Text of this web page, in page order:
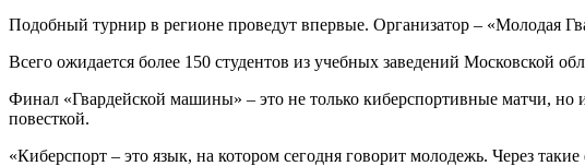
Подобный турнир в регионе проведут впервые. Организатор – «Молодая
Всего ожидается более 150 студентов из учебных заведений Московской
Финал «Гвардейской машины» – это не только киберспортивные матчи, но
повесткой.
«Киберспорт – это язык, на котором сегодня говорит молодежь. Через